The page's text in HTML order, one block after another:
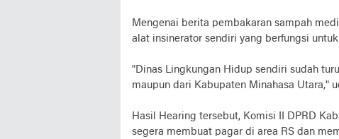
Mengenai berita pembakaran sampah
alat insinerator sendiri yang berfungsi
"Dinas Lingkungan Hidup sendiri sudah
maupun dari Kabupaten Minahasa Utara,"
Hasil Hearing tersebut, Komisi II DPRD
segera membuat pagar di area RS dan